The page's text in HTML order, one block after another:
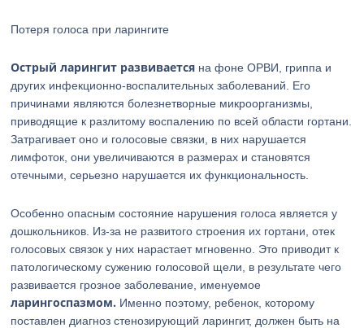
Потеря голоса при ларингите
Острый ларингит развивается на фоне ОРВИ, гриппа и
других инфекционно-воспалительных заболеваний. Его
причинами являются болезнетворные микроорганизмы,
приводящие к разлитому воспалению по всей области гортани.
Затрагивает оно и голосовые связки, в них нарушается
лимфоток, они увеличиваются в размерах и становятся
отечными, серьезно нарушается их функциональность.
Особенно опасным состояние нарушения голоса является у
дошкольников. Из-за не развитого строения их гортани, отек
голосовых связок у них нарастает мгновенно. Это приводит к
патологическому сужению голосовой щели, в результате чего
развивается грозное заболевание, именуемое
ларингоспазмом. Именно поэтому, ребенок, которому
поставлен диагноз стенозирующий ларингит, должен быть на